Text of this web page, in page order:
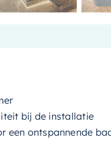
bij de installatie
een ontspannende